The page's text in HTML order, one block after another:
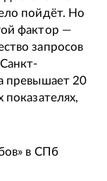
пойдёт. Но
фактор —
запросов
превышает 20
в СПб